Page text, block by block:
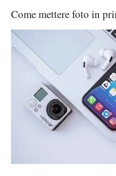
Come mettere foto in